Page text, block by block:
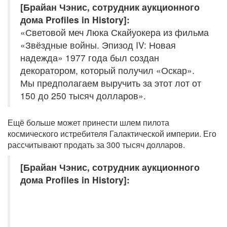
[Брайан Чэнис, сотрудник аукционного
дома Profiles in History]:
«Световой меч Люка Скайуокера из фильма
«Звёздные войны. Эпизод IV: Новая
надежда» 1977 года был создан
декоратором, который получил «Оскар».
Мы предполагаем выручить за этот лот от
150 до 250 тысяч долларов».
Ещё больше может принести шлем пилота
космического истребителя Галактической империи. Его
рассчитывают продать за 300 тысяч долларов.
[Брайан Чэнис, сотрудник аукционного
дома Profiles in History]: